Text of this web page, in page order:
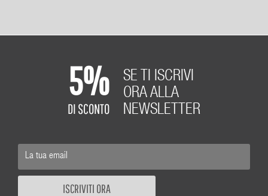
5%
DI SCONTO
SE TI ISCRIVI
ORA ALLA
NEWSLETTER
ISCRIVITI ORA